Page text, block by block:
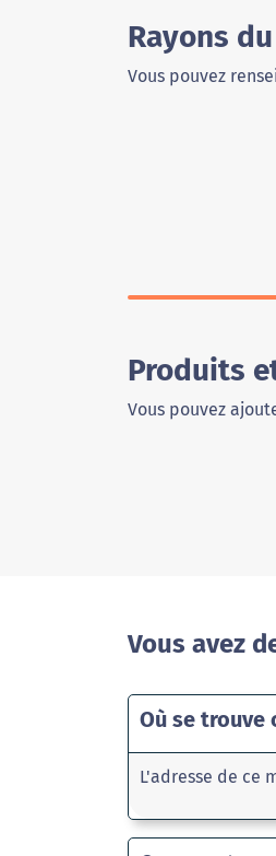
Rayons
Vous pouvez
Produits
Vous pouvez
Vous avez
Où se trouve
L'adresse de ce